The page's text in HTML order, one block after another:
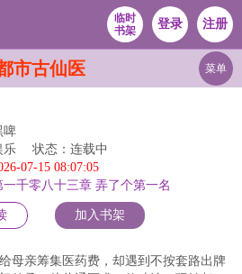
临时
书架
登录 注册
市古仙医 菜单
啤
乐
状态：连载中
07-15 08:07:05
一千零八十三章 弄了个第一名
加入书架
母亲筹集医药费，却遇到不按套路出牌